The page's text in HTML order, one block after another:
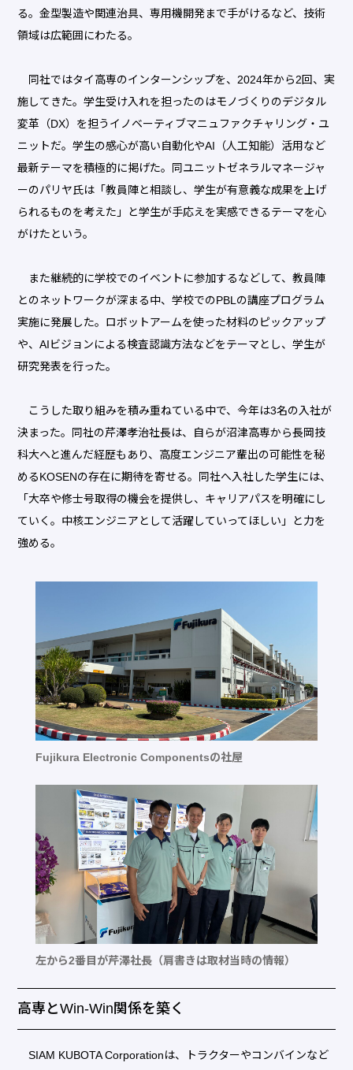
る。金型製造や関連治具、専用機開発まで手がけるなど、技術
領域は広範囲にわたる。
同社ではタイ高専のインターンシップを、2024年から2回、実
施してきた。学生受け入れを担ったのはモノづくりのデジタル
変革（DX）を担うイノベーティブマニュファクチャリング・ユ
ニットだ。学生の感心が高い自動化やAI（人工知能）活用など
最新テーマを積極的に掲げた。同ユニットゼネラルマネージャ
ーのパリヤ氏は「教員陣と相談し、学生が有意義な成果を上げ
られるものを考えた」と学生が手応えを実感できるテーマを心
がけたという。
また継続的に学校でのイベントに参加するなどして、教員陣
とのネットワークが深まる中、学校でのPBLの講座プログラム
実施に発展した。ロボットアームを使った材料のピックアップ
や、AIビジョンによる検査認識方法などをテーマとし、学生が
研究発表を行った。
こうした取り組みを積み重ねている中で、今年は3名の入社が
決まった。同社の芹澤孝治社長は、自らが沼津高専から長岡技
科大へと進んだ経歴もあり、高度エンジニア輩出の可能性を秘
めるKOSENの存在に期待を寄せる。同社へ入社した学生には、
「大卒や修士号取得の機会を提供し、キャリアパスを明確にし
ていく。中核エンジニアとして活躍していってほしい」と力を
強める。
Fujikura Electronic Componentsの社屋
左から2番目が芹澤社長（肩書きは取材当時の情報）
高専とWin-Win関係を築く
SIAM KUBOTA Corporationは、トラクターやコンバインなど